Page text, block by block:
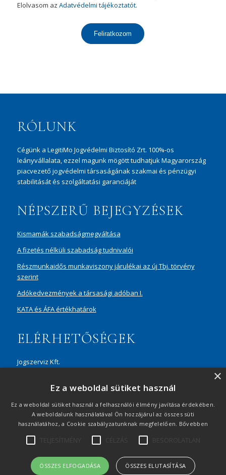
Elolvasom az Adatvédelmi tájékoztatót.
Feliratkozom
RÓLUNK
Cégünk a LegitiMo Jogvédelmi Biztosító Zrt. 100%-os
leányvállalata, ezzel magunk mögött tudhatjuk Magyarország
piacvezető jogvédelmi társaságának szakmai és pénzügyi
stabilitását és szolgáltatási garanciáját
NÉPSZERŰ BEJEGYZÉSEK
Kismamák szabadságmegváltása
A fizetés nélküli szabadság tudnivalói
Részmunkaidős munkaviszony járulékai az új Tbj. törvény
szerint
Adókedvezmények a társasági adóban I.
KATA és ÁFA értékhatárok
ELÉRHETŐSÉGEK
Jogszerviz Kft.
+36 20 429 0716
ertekesites@jogszerviz.hu
Oldaltérkép|© 2021 Minden jog fenntartva
×
Ez a weboldal sütiket használ
Ez a weboldal sütiket használ a felhasználói élmény javítása érdekében.
A weboldalunk használatával Ön hozzájárul az összes süti
használatához, a Cookie szabályzatunknak megfelelően. Bővebben
BESOROLATLAN
ÖSSZES ELFOGADÁSA ÖSSZES ELUTASÍTÁSA